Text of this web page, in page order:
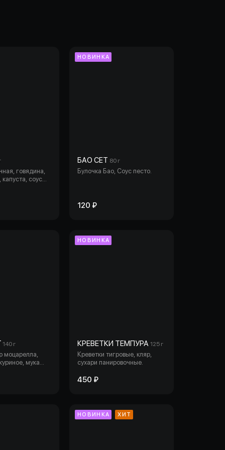
говядина,
капуста, соус
НОВИНКА
БАО СЕТ 80 г
Булочка Бао, Соус песто.
120 ₽
140 г
моцарелла,
мука
НОВИНКА
КРЕВЕТКИ ТЕМПУРА 125 г
Креветки тигровые, кляр,
сухари панировочные.
450 ₽
НОВИНКА ХИТ